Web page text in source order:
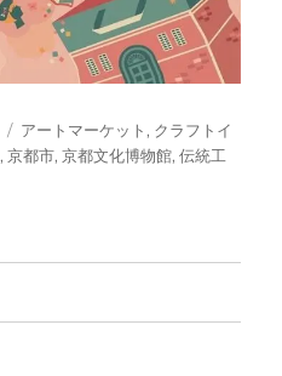
タ
グ
アートマーケット , クラフトイ
,京都市,京都文化博物館,伝統工